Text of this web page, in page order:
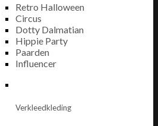
Retro Halloween
Circus
Dotty Dalmatian
Hippie Party
Paarden
Influencer
Verkleedkleding